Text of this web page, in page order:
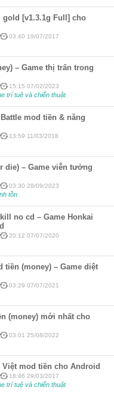
gold [v1.3.1g Full] cho
03:40 19/07/2017
– Game thị trấn trong
15:15 07/02/2023
trí tuệ và chiến thuật
mod tiền & năng
13:59 11/03/2018
die) – Game viễn tưởng
03:30 28/09/2023
tồn
no cd – Game Honkai
20:12 07/07/2020
tiền (money) – Game diệt
03:29 07/07/2021
(money) mới nhất cho
03:01 25/08/2022
Việt mod tiền cho Android
18:46 29/03/2017
trí tuệ và chiến thuật